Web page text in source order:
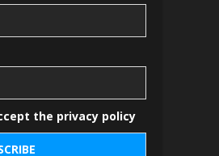
the privacy policy